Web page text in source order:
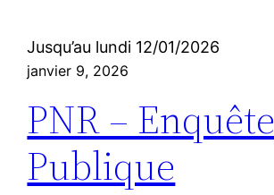
Jusqu’au lundi 12/01/2026
janvier 9, 2026
PNR – Enquête
Publique